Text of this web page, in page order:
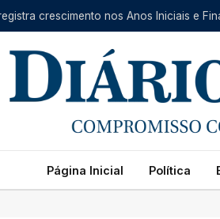
Página Inicial Política